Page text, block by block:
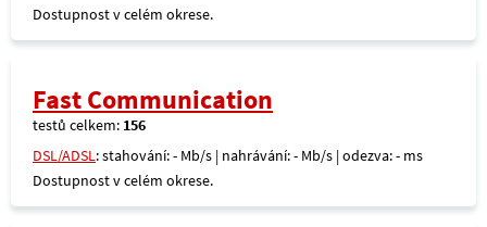
Dostupnost v celém okrese.
Fast Communication
testů celkem: 156
DSL/ADSL: stahování: - Mb/s | nahrávání: - Mb/s | odezva: - ms
Dostupnost v celém okrese.